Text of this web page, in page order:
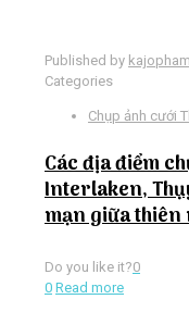
Published by kajopham
Categories
Chụp ảnh cưới
Các địa điểm
Interlaken,
mạn giữa
Do you like it?0
0 Read more